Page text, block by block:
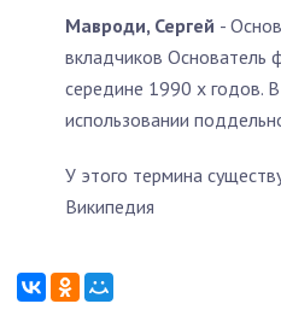
Мавроди, Сергей -
вкладчиков
середине 1990 х годов.
использовании
У этого термина
Википедия